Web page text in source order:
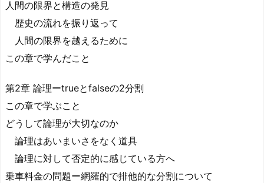
人間の限界と構造の発見
歴史の流れを振り返って
人間の限界を越えるために
この章で学んだこと
第2章 論理ーtrueとfalseの2分割
この章で学ぶこと
どうして論理が大切なのか
論理はあいまいさをなく道具
論理に対して否定的に感じている方へ
乗車料金の問題ー網羅的で排他的な分割について